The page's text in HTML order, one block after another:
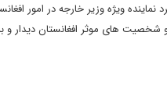
نماینده ویژه وزیر خارجه در امور
شخصیت های موثر افغانستان دیدار و